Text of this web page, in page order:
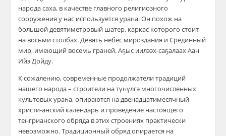
народа саха, в качестве главного религиозного
сооружения у нас используется ураһа. Он похож на
большой девятиметровый шатер, каркас которого стоит
на восьми столбах. Девять небес мироздания и Срединный
мир, имеющий восемь граней. Аҕыс иилээх-саҕалаах Аан
Ийэ Дойду.
К сожалению, современные продолжатели традиций
нашего народа – строители на түһүлгэ многочисленных
культовых ураһа, опираются на двенадцатимесячный
христи-анский календарь и проведение настоящего
тенгрианского обряда в этих строениях практически
невозможно. Традиционный обряд опирается на